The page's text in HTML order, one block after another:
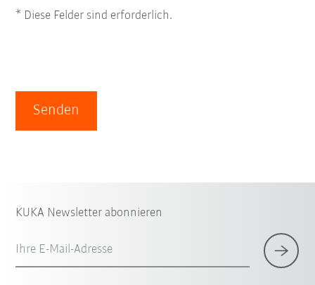
* Diese Felder sind erforderlich.
Senden
KUKA Newsletter abonnieren
Ihre E-Mail-Adresse